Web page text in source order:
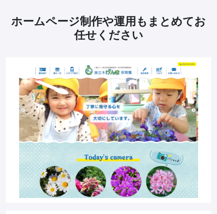
ホームページ制作や運用もまとめてお
任せください